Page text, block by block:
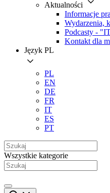
Aktualności
Informacje
Wydarzenia,
Podcasty -
Kontakt dla
Język PL
PL
EN
DE
FR
IT
ES
PT
Wszystkie kategorie